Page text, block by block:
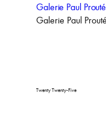
Galerie Paul Prouté
Galerie Paul Prouté
Twenty Twenty-Five